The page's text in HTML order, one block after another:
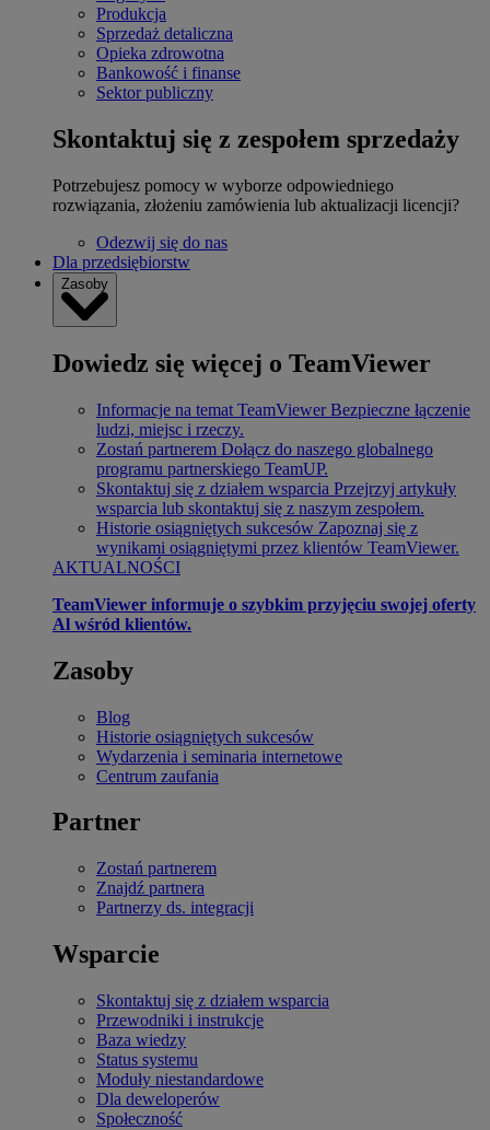
Produkcja
Sprzedaż detaliczna
Opieka zdrowotna
Bankowość i finanse
Sektor publiczny
Skontaktuj się z zespołem sprzedaży
Potrzebujesz pomocy w wyborze odpowiedniego
rozwiązania, złożeniu zamówienia lub aktualizacji licencji?
Odezwij się do nas
Dla przedsiębiorstw
Zasoby
Dowiedz się więcej o TeamViewer
Informacje na temat TeamViewer Bezpieczne łączenie
ludzi, miejsc i rzeczy.
Zostań partnerem Dołącz do naszego globalnego
programu partnerskiego TeamUP.
Skontaktuj się z działem wsparcia Przejrzyj artykuły
wsparcia lub skontaktuj się z naszym zespołem.
Historie osiągniętych sukcesów Zapoznaj się z
wynikami osiągniętymi przez klientów TeamViewer.
AKTUALNOŚCI
TeamViewer informuje o szybkim przyjęciu swojej oferty
Al wśród klientów.
Zasoby
Blog
Historie osiągniętych sukcesów
Wydarzenia i seminaria internetowe
Centrum zaufania
Partner
Zostań partnerem
Znajdź partnera
Partnerzy ds. integracji
Wsparcie
Skontaktuj się z działem wsparcia
Przewodniki i instrukcje
Baza wiedzy
Status systemu
Moduły niestandardowe
Dla deweloperów
Społeczność